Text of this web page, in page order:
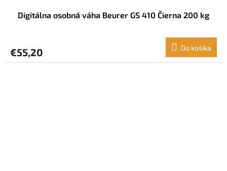
Digitálna osobná váha Beurer GS 410 Čierna 200 kg
€55,20 Do košíka